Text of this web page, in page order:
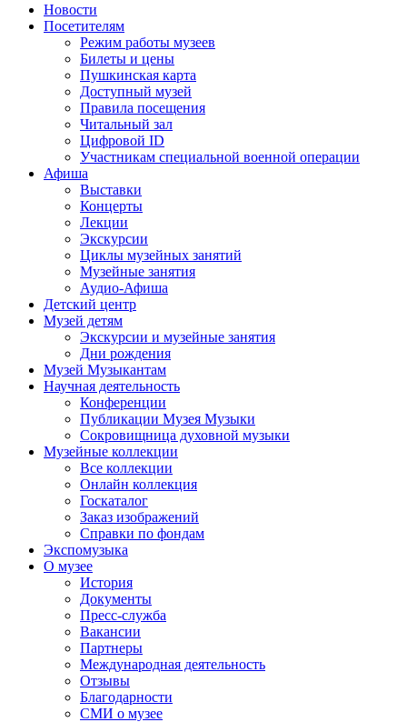
Новости
Посетителям
Режим работы музеев
Билеты и цены
Пушкинская карта
Доступный музей
Правила посещения
Читальный зал
Цифровой ID
Участникам специальной военной операции
Афиша
Выставки
Концерты
Лекции
Экскурсии
Циклы музейных занятий
Музейные занятия
Аудио-Афиша
Детский центр
Музей детям
Экскурсии и музейные занятия
Дни рождения
Музей Музыкантам
Научная деятельность
Конференции
Публикации Музея Музыки
Сокровищница духовной музыки
Музейные коллекции
Все коллекции
Онлайн коллекция
Госкаталог
Заказ изображений
Справки по фондам
Экспомузыка
О музее
История
Документы
Пресс-служба
Вакансии
Партнеры
Международная деятельность
Отзывы
Благодарности
СМИ о музее